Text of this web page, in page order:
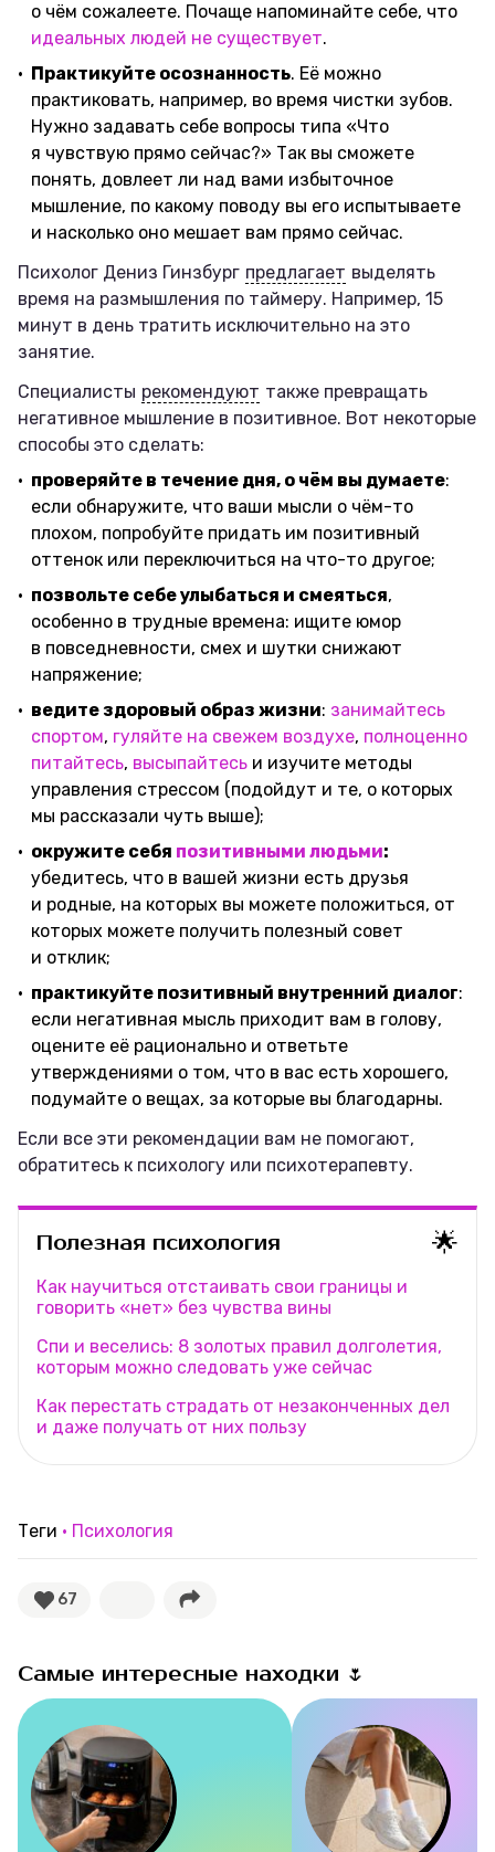
о чём сожалеете. Почаще напоминайте себе, что
идеальных людей не существует.
Практикуйте осознанность. Её можно
практиковать, например, во время чистки зубов.
Нужно задавать себе вопросы типа «Что
я чувствую прямо сейчас?» Так вы сможете
понять, довлеет ли над вами избыточное
мышление, по какому поводу вы его испытываете
и насколько оно мешает вам прямо сейчас.
Психолог Дениз Гинзбург предлагает выделять
время на размышления по таймеру. Например, 15
минут в день тратить исключительно на это
занятие.
Специалисты рекомендуют также превращать
негативное мышление в позитивное. Вот некоторые
способы это сделать:
проверяйте в течение дня, о чём вы думаете:
если обнаружите, что ваши мысли о чём-то
плохом, попробуйте придать им позитивный
оттенок или переключиться на что-то другое;
позвольте себе улыбаться и смеяться,
особенно в трудные времена: ищите юмор
в повседневности, смех и шутки снижают
напряжение;
ведите здоровый образ жизни: занимайтесь
спортом, гуляйте на свежем воздухе, полноценно
питайтесь, высыпайтесь и изучите методы
управления стрессом (подойдут и те, о которых
мы рассказали чуть выше);
окружите себя позитивными людьми:
убедитесь, что в вашей жизни есть друзья
и родные, на которых вы можете положиться, от
которых можете получить полезный совет
и отклик;
практикуйте позитивный внутренний диалог:
если негативная мысль приходит вам в голову,
оцените её рационально и ответьте
утверждениями о том, что в вас есть хорошего,
подумайте о вещах, за которые вы благодарны.
Если все эти рекомендации вам не помогают,
обратитесь к психологу или психотерапевту.
Полезная психология 🌟
Как научиться отстаивать свои границы и
говорить «нет» без чувства вины
Спи и веселись: 8 золотых правил долголетия,
которым можно следовать уже сейчас
Как перестать страдать от незаконченных дел
и даже получать от них пользу
Теги Психология
67
Самые интересные находки 🌷